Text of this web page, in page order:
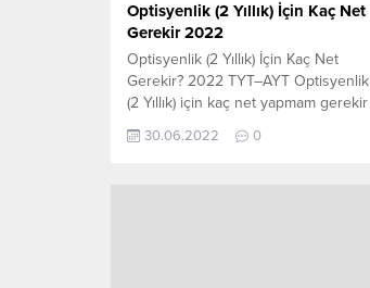
Optisyenlik (2 Yıllık) İçin Kaç Net
Gerekir 2022
Optisyenlik (2 Yıllık) İçin Kaç Net
Gerekir? 2022 TYT–AYT Optisyenlik
(2 Yıllık) için kaç net yapmam gerekir
öğrenebilirsiniz. Bu veriler 2021
30.06.2022 0